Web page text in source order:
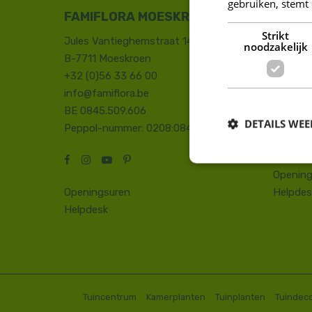
FAMIFLORA MOESKROEN
Jules Vantieghemstraat 14
B-7711 Moeskroen
+32 (0)56 33 66 00
info@famiflora.be
BE 0845.509.606
Peppol-nummer: 0208:0845509606
Openingsuren
Helpdesk
8660
+32
Tuincentrum Kamerplanten Tuinplanten
gebruiken,
Strikt
noodzakelijk
DETAILS